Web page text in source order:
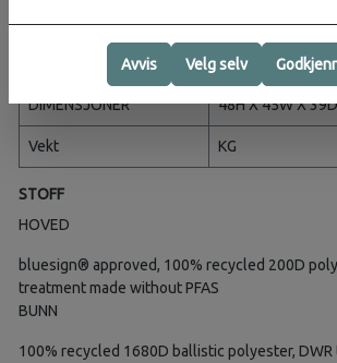
3967 IN 3/ 65 L
DIMENSJONER 48H X 45W X
Vekt KG
STOFF
HOVED
bluesign® approved, 100% recycled 200D
treatment made without PFAS
BUNN
100% recycled 1680D ballistic polyester,
Avvis Velg selv